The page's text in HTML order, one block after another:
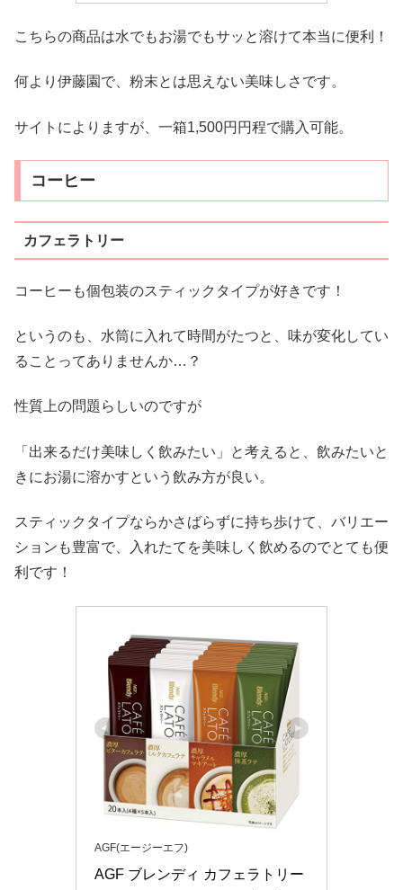
こちらの商品は水でもお湯でもサッと溶けて本当に便利！
何より伊藤園で、粉末とは思えない美味しさです。
サイトによりますが、一箱1,500円円程で購入可能。
コーヒー
カフェラトリー
コーヒーも個包装のスティックタイプが好きです！
というのも、水筒に入れて時間がたつと、味が変化してい
ることってありませんか…？
性質上の問題らしいのですが
「出来るだけ美味しく飲みたい」と考えると、飲みたいと
きにお湯に溶かすという飲み方が良い。
スティックタイプならかさばらずに持ち歩けて、バリエー
ションも豊富で、入れたてを美味しく飲めるのでとても便
利です！
AGF(エージーエフ)
AGF ブレンディ カフェラトリー